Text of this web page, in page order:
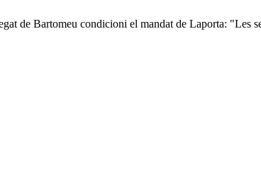
de Bartomeu condicioni el mandat de Laporta: "Les